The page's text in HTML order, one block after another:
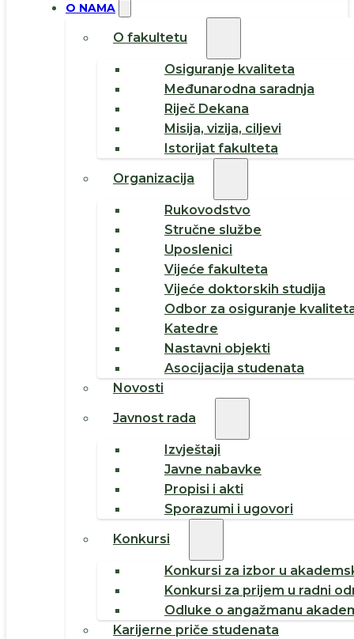
O NAMA
O fakultetu
Osiguranje kvaliteta
Međunarodna saradnja
Riječ Dekana
Misija, vizija, ciljevi
Istorijat fakulteta
Organizacija
Rukovodstvo
Stručne službe
Uposlenici
Vijeće fakulteta
Vijeće doktorskih studija
Odbor za osiguranje
Katedre
Nastavni objekti
Asocijacija studenata
Novosti
Javnost rada
Izvještaji
Javne nabavke
Propisi i akti
Sporazumi i ugovori
Konkursi
Konkursi za izbor u
Konkursi za prijem u radni
Odluke o angažmanu
Karijerne priče studenata